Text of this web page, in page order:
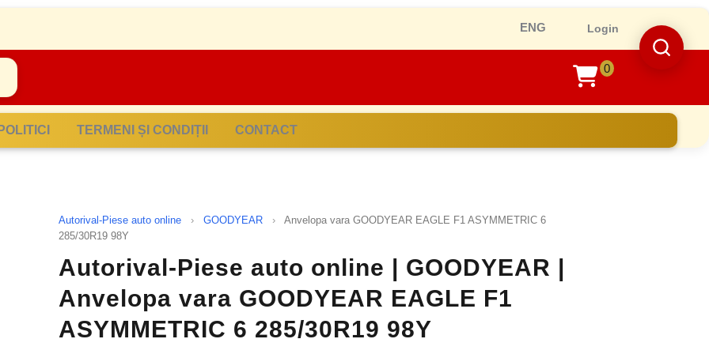
Login
shopping
cart
0
POLITICI TERMENI ȘI CONDIȚII CONTACT
Autorival-Piese auto online › GOODYEAR ›
Anvelopa vara GOODYEAR EAGLE F1 ASYMMETRIC 6
285/30R19 98Y
Autorival-Piese auto online | GOODYEAR |
Anvelopa vara GOODYEAR EAGLE F1
ASYMMETRIC 6 285/30R19 98Y